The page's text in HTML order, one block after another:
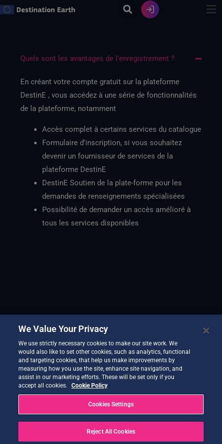
Skip
Quels sont les avantages de l'enregistrement ?
En créant votre compte gratuit sur la plateforme
DestinE , vous accédez à une série de fonctionnalités
de la plateforme, notamment
Accès complet à certains services du catalogue
Formulaire d'inscription, si vous souhaitez
devenir un fournisseur de services de la
plateforme DestinE
DestinE Soutien de la plate-forme pour les
demandes de renseignements spécialisées
Possibilité de demander un accès amélioré à
tous les services disponibles
We Value Your Privacy
We use strictly necessary cookies to make our site work. We
would also like to set other cookies, such as analytics, functional
and targeting cookies, that help us make improvements by
measuring how you use the site, enhance site navigation, and
assist in our marketing efforts. These will be set only if you
accept all cookies.
Cookie Policy
Cookies Settings
Reject All Cookies